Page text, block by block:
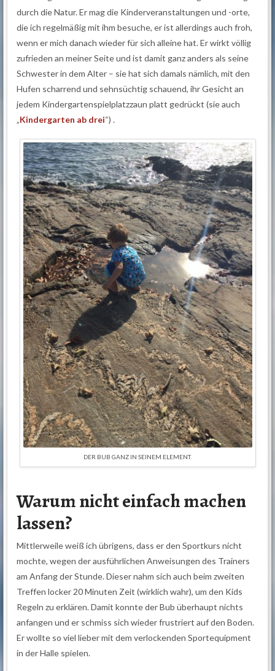
durch die Natur. Er mag die Kinderveranstaltungen und -orte,
die ich regelmäßig mit ihm besuche, er ist allerdings auch froh,
wenn er mich danach wieder für sich alleine hat. Er wirkt völlig
zufrieden an meiner Seite und ist damit ganz anders als seine
Schwester in dem Alter – sie hat sich damals nämlich, mit den
Hufen scharrend und sehnsüchtig schauend, ihr Gesicht an
jedem Kindergartenspielplatzzaun platt gedrückt (sie auch
„Kindergarten ab drei“) .
DER BUB GANZ IN SEINEM ELEMENT.
Warum nicht einfach machen
lassen?
Mittlerweile weiß ich übrigens, dass er den Sportkurs nicht
mochte, wegen der ausführlichen Anweisungen des Trainers
am Anfang der Stunde. Dieser nahm sich auch beim zweiten
Treffen locker 20 Minuten Zeit (wirklich wahr), um den Kids
Regeln zu erklären. Damit konnte der Bub überhaupt nichts
anfangen und er schmiss sich wieder frustriert auf den Boden.
Er wollte so viel lieber mit dem verlockenden Sportequipment
in der Halle spielen.